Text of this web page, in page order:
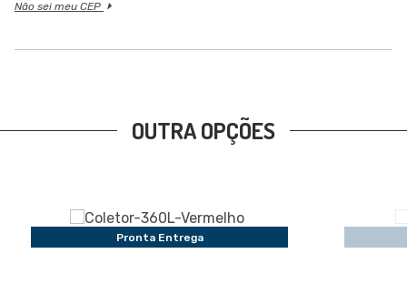
Não sei meu CEP
OUTRA OPÇÕES
Pronta Entrega